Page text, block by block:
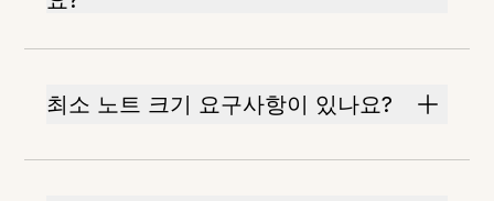
최소 노트 크기 요구사항이 있나요?